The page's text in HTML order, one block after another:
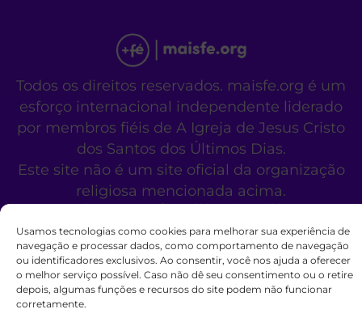
Usamos tecnologias como cookies para melhorar sua experiência de
navegação e processar dados, como comportamento de navegação
ou identificadores exclusivos. Ao consentir, você nos ajuda a oferecer
o melhor serviço possível. Caso não dê seu consentimento ou o retire
depois, algumas funções e recursos do site podem não funcionar
corretamente.
Todos os direitos reservados. maisfe.org é um
esforço internacional independente liderado
por membros fiéis de A Igreja de Jesus Cristo
dos Santos dos Últimos Dias.
Este site não é um site oficial da organização
religiosa mencionada acima.
Fale Conosco Políticas de Cookies